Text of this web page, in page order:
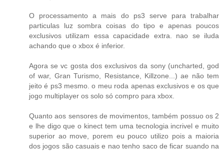
O processamento a mais do ps3 serve para trabalhar
particulas luz sombra coisas do tipo e apenas poucos
exclusivos utilizam essa capacidade extra. nao se iluda
achando que o xbox é inferior.
Agora se vc gosta dos exclusivos da sony (uncharted, god
of war, Gran Turismo, Resistance, Killzone...) ae não tem
jeito é ps3 mesmo. o meu roda apenas exclusivos e os que
jogo multiplayer os solo só compro para xbox.
Quanto aos sensores de movimentos, também possuo os 2
e lhe digo que o kinect tem uma tecnologia incrivel e muito
superior ao move, porem eu pouco utilizo pois a maioria
dos jogos são casuais e nao tenho saco de ficar suando na